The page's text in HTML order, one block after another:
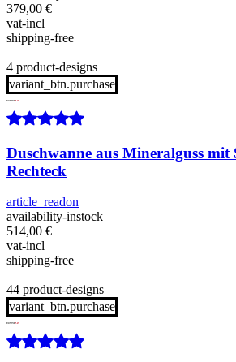
379,00 €
vat-incl
shipping-free
4 product-designs
variant_btn.purchase
Duschwanne aus Mineralguss
Rechteck
article_readon
availability-instock
514,00 €
vat-incl
shipping-free
44 product-designs
variant_btn.purchase